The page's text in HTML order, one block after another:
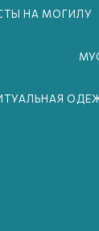
НА МОГИЛУ